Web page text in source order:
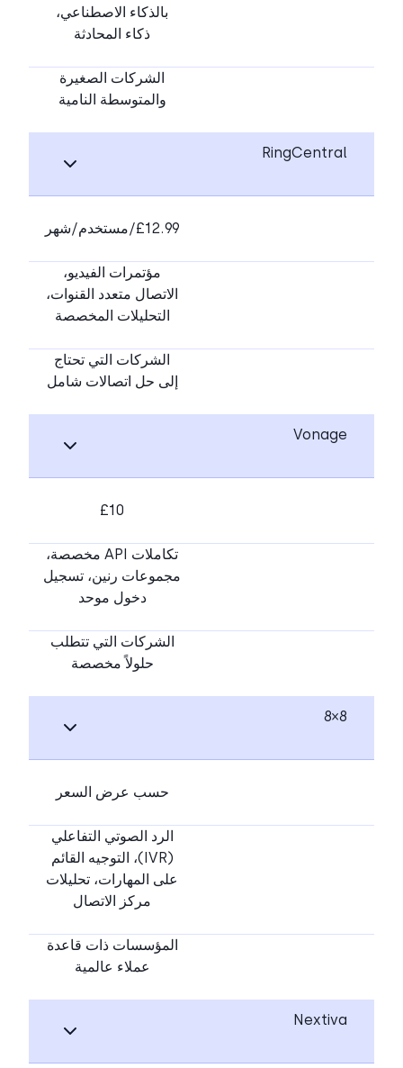
بالذكاء الاصطناعي،
ذكاء المحادثة
الشركات الصغيرة
والمتوسطة النامية
RingCentral
£12.99/مستخدم/شهر
مؤتمرات الفيديو،
الاتصال متعدد القنوات،
التحليلات المخصصة
الشركات التي تحتاج
إلى حل اتصالات شامل
Vonage
تكاملات API مخصصة،
مجموعات رنين، تسجيل
دخول موحد
الشركات التي تتطلب
حلولاً مخصصة
حسب عرض السعر
الرد الصوتي التفاعلي
(IVR)، التوجيه القائم
على المهارات، تحليلات
مركز الاتصال
المؤسسات ذات قاعدة
عملاء عالمية
Nextiva